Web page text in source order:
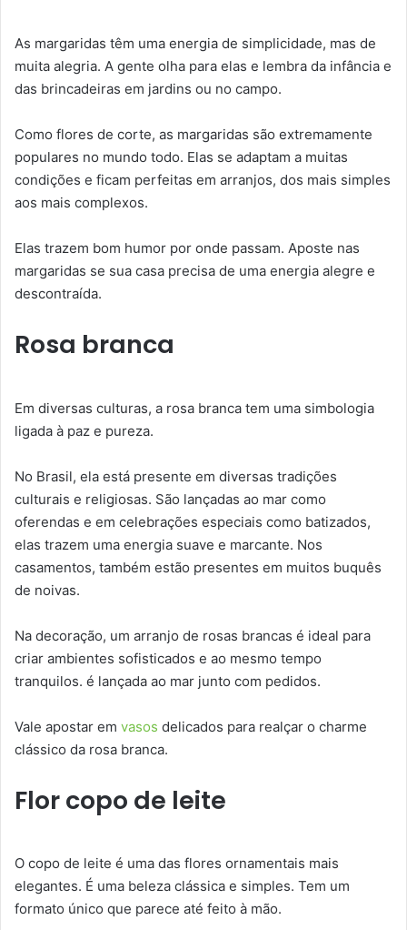
As margaridas têm uma energia de simplicidade, mas de
muita alegria. A gente olha para elas e lembra da infância e
das brincadeiras em jardins ou no campo.
Como flores de corte, as margaridas são extremamente
populares no mundo todo. Elas se adaptam a muitas
condições e ficam perfeitas em arranjos, dos mais simples
aos mais complexos.
Elas trazem bom humor por onde passam. Aposte nas
margaridas se sua casa precisa de uma energia alegre e
descontraída.
Rosa branca
Em diversas culturas, a rosa branca tem uma simbologia
ligada à paz e pureza.
No Brasil, ela está presente em diversas tradições
culturais e religiosas. São lançadas ao mar como
oferendas e em celebrações especiais como batizados,
elas trazem uma energia suave e marcante. Nos
casamentos, também estão presentes em muitos buquês
de noivas.
Na decoração, um arranjo de rosas brancas é ideal para
criar ambientes sofisticados e ao mesmo tempo
tranquilos. é lançada ao mar junto com pedidos.
Vale apostar em vasos delicados para realçar o charme
clássico da rosa branca.
Flor copo de leite
O copo de leite é uma das flores ornamentais mais
elegantes. É uma beleza clássica e simples. Tem um
formato único que parece até feito à mão.